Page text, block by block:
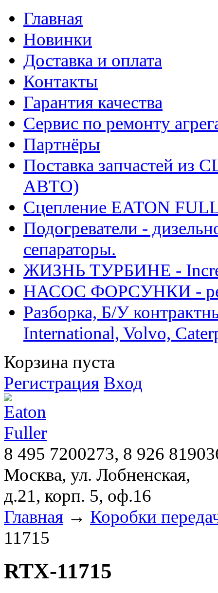
Главная
Новинки
Доставка и оплата
Контакты
Гарантия качества
Сервис по ремонту
Партнёры
Поставка запчастей
АВТО)
Сцепление EATON
Подогреватели -
сепараторы.
ЖИЗНЬ ТУРБИНЕ -
НАСОС ФОРСУНКИ -
Разборка, Б/У
International, Volvo,
Корзина пуста
Регистрация Вход
8 495 7200273, 8 926
Москва, ул. Лобненская,
д.21, корп. 5, оф.16
Главная → Коробки
11715
RTX-11715